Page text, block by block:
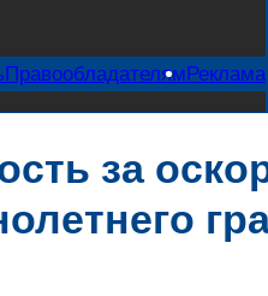
Правообладателям Реклама
за